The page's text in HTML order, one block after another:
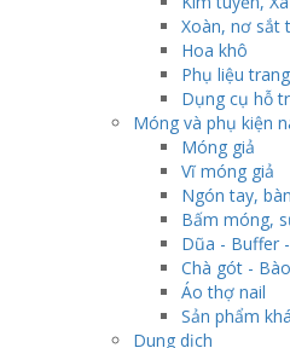
Xoàn, nơ sắt
Hoa khô
Phụ liệu
Dụng cụ hỗ
Móng và phụ kiện
Móng giả
Vĩ móng giả
Ngón tay,
Bấm móng,
Dũa - Buffer
Chà gót -
Áo thợ nail
Sản phẩm
Dung dịch